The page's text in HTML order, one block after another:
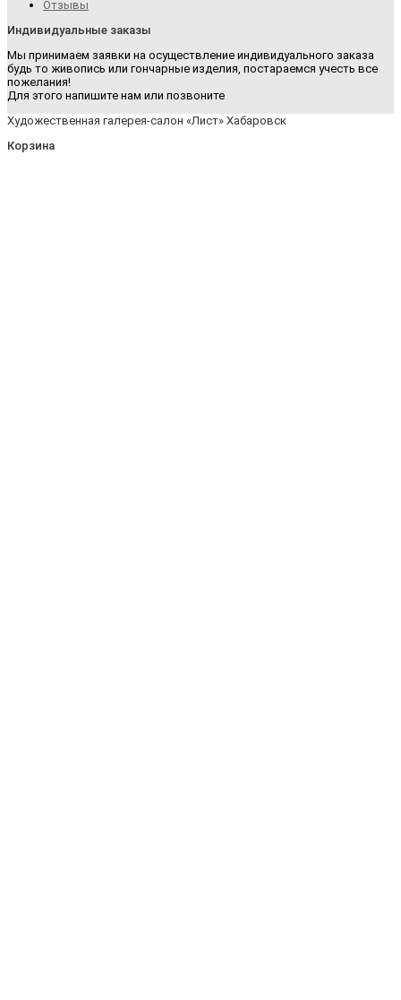
Отзывы
Индивидуальные заказы
Мы принимаем заявки на осуществление индивидуального заказа
будь то живопись или гончарные изделия, постараемся учесть все
пожелания!
Для этого напишите нам или позвоните
Художественная галерея-салон «Лист» Хабаровск
Корзина